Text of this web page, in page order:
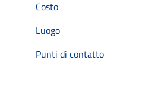
Costo
Luogo
Punti di contatto